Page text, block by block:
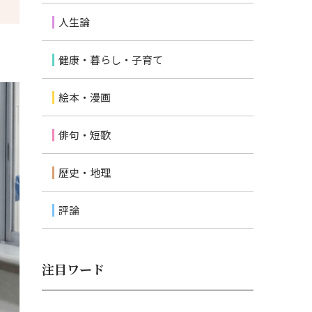
人生論
健康・暮らし・子育て
絵本・漫画
俳句・短歌
歴史・地理
評論
注目ワード